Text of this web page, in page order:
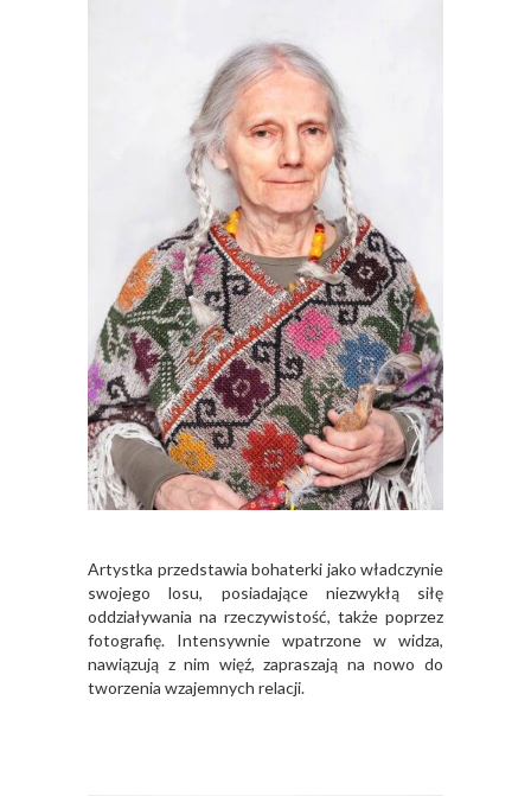
Artystka przedstawia bohaterki jako władczynie
swojego losu, posiadające niezwykłą siłę
oddziaływania na rzeczywistość, także poprzez
fotografię. Intensywnie wpatrzone w widza,
nawiązują z nim więź, zapraszają na nowo do
tworzenia wzajemnych relacji.